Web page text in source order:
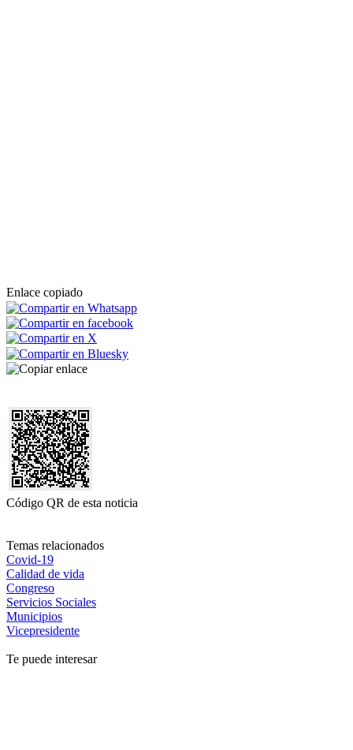
Enlace copiado
Código QR de esta noticia
Temas relacionados
Covid-19
Calidad de vida
Congreso
Servicios Sociales
Municipios
Vicepresidente
Te puede interesar